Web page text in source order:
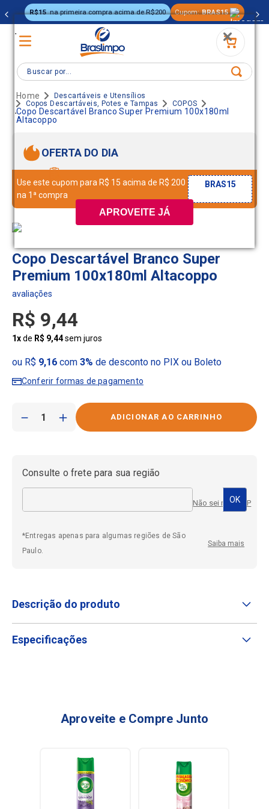
.
.
APROVEITE JÁ
R$15 na primeira compra acima de R$200 Cupom: BRAS15
Buscar por...
Descartáveis e Utensílios
Copos Descartáveis, Potes e Tampas
COPOS
Copo Descartável Branco Super Premium 100x180ml
Altacoppo
OFERTA DO DIA
Use este cupom para R$ 15 acima de R$ 200
na 1ª compra
BRAS15
Copo Descartável Branco Super
Premium 100x180ml Altacoppo
R$ 9,44
1xde R$ 9,44sem juros
ou R$ 9,16com 3% de desconto no PIX ou Boleto
Conferir formas de pagamento
＋
－
Consulte o frete para sua região
Não sei meu CEP
*Entregas apenas para algumas regiões de São
Paulo.
Saiba mais
Descrição do produto
Especificações
Aproveite e Compre Junto